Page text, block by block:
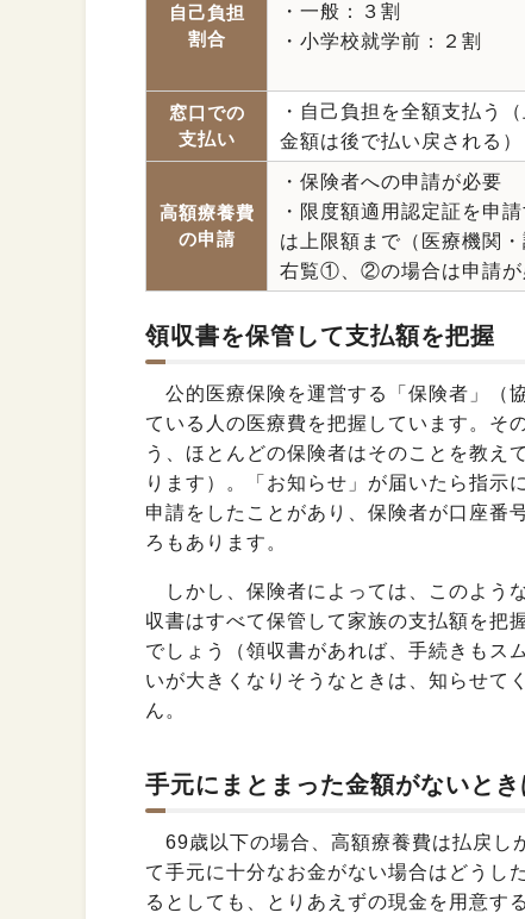
自己負担
割合
・一般：３割
・小学校就学前：２割
窓口での
支払い
・自己負担を全額支払う
金額は後で払い戻される）
高額療養費
の申請
・保険者への申請が必要
・限度額適用認定証を申
は上限額まで（医療機関・
右覧①、②の場合は申請が
領収書を保管して支払額を把握
公的医療保険を運営する「保険者」（
ている人の医療費を把握しています。そ
う、ほとんどの保険者はそのことを教え
ります）。「お知らせ」が届いたら指示
申請をしたことがあり、保険者が口座番
ろもあります。
しかし、保険者によっては、このよう
収書はすべて保管して家族の支払額を把
でしょう（領収書があれば、手続きもス
いが大きくなりそうなときは、知らせて
ん。
手元にまとまった金額がないとき
69歳以下の場合、高額療養費は払戻し
て手元に十分なお金がない場合はどうし
るとしても、とりあえずの現金を用意す